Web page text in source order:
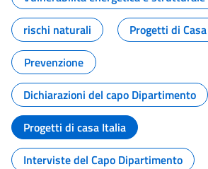
rischi naturali
Progetti di
Prevenzione
Dichiarazioni del capo Dipartimento
Progetti di casa Italia
Interviste del Capo Dipartimento